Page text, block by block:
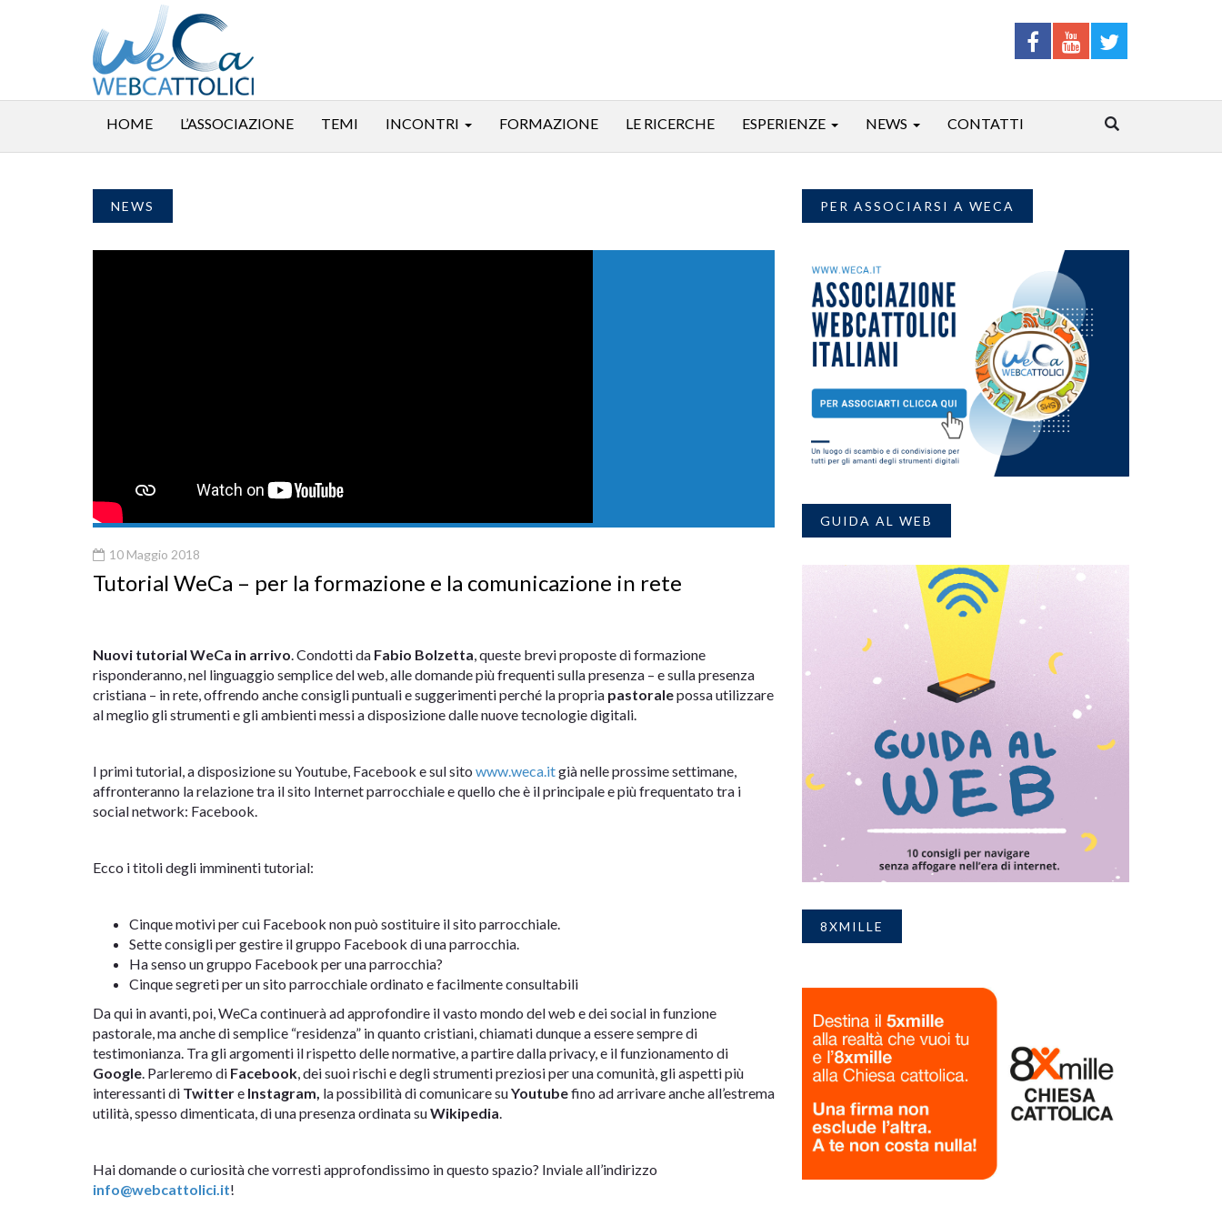
HOME L’ASSOCIAZIONE TEMI INCONTRI FORMAZIONE LE RICERCHE ESPERIENZE NEWS CONTATTI
NEWS
10 Maggio 2018
Tutorial WeCa – per la formazione e la comunicazione in rete
Nuovi tutorial WeCa in arrivo. Condotti da Fabio Bolzetta, queste brevi proposte di formazione
risponderanno, nel linguaggio semplice del web, alle domande più frequenti sulla presenza – e sulla presenza
cristiana – in rete, offrendo anche consigli puntuali e suggerimenti perché la propria pastoralepossa utilizzare
al meglio gli strumenti e gli ambienti messi a disposizione dalle nuove tecnologie digitali.
I primi tutorial, a disposizione su Youtube, Facebook e sul sito www.weca.itgià nelle prossime settimane,
affronteranno la relazione tra il sito Internet parrocchiale e quello che è il principale e più frequentato tra i
social network: Facebook.
Ecco i titoli degli imminenti tutorial:
Cinque motivi per cui Facebook non può sostituire il sito parrocchiale.
Sette consigli per gestire il gruppo Facebook di una parrocchia.
Ha senso un gruppo Facebook per una parrocchia?
Cinque segreti per un sito parrocchiale ordinato e facilmente consultabili
Da qui in avanti, poi, WeCa continuerà ad approfondire il vasto mondo del web e dei social in funzione
pastorale, ma anche di semplice “residenza” in quanto cristiani, chiamati dunque a essere sempre di
testimonianza. Tra gli argomenti il rispetto delle normative, a partire dalla privacy, e il funzionamento di
Google. Parleremo di Facebook, dei suoi rischi e degli strumenti preziosi per una comunità, gli aspetti più
interessanti di Twittere Instagram, la possibilità di comunicare suYoutubefino ad arrivare anche all’estrema
utilità, spesso dimenticata, di una presenza ordinata suWikipedia.
Hai domande o curiosità che vorresti approfondissimo in questo spazio? Inviale all’indirizzo
info@webcattolici.it!
PER ASSOCIARSI A WECA
GUIDA AL WEB
8XMILLE